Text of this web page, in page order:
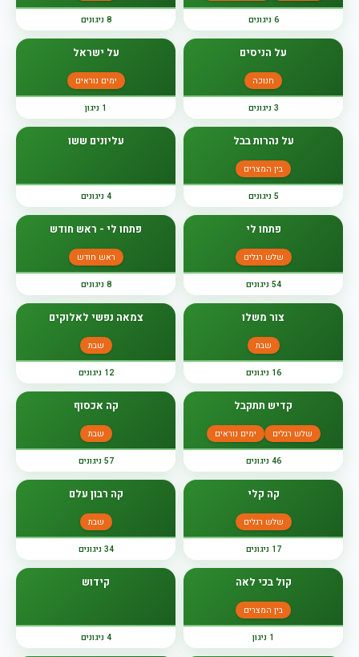
6 ניגונים 8 ניגונים
על הניסים
חנוכה
3 ניגונים
על ישראל
ימים נוראים
1 ניגון
על נהרות בבל
בין המצרים
5 ניגונים
עליונים ששו
4 ניגונים
פתחו לי
שלש רגלים
54 ניגונים
פתחו לי - ראש חודש
ראש חודש
8 ניגונים
צור משלו
שבת
16 ניגונים
צמאה נפשי לאלוקים
שבת
12 ניגונים
קדיש תתקבל
שלש רגלים ימים נוראים
46 ניגונים
קה אכסוף
שבת
57 ניגונים
קה קלי
שלש רגלים
17 ניגונים
קה רבון עלם
שבת
34 ניגונים
קול בכי לאה
בין המצרים
1 ניגון
קידוש
4 ניגונים